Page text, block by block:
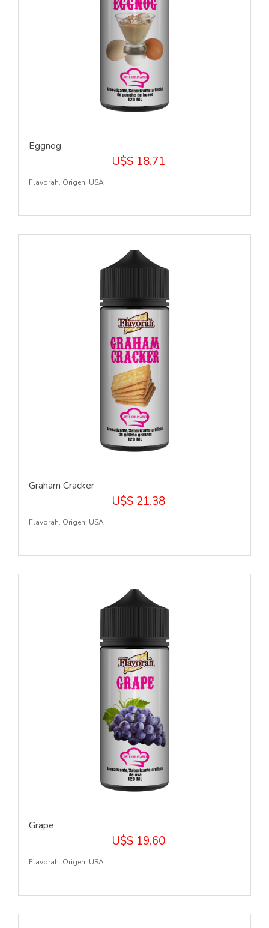
Eggnog
U$S 18.71
Flavorah. Origen: USA
Graham Cracker
U$S 21.38
Flavorah. Origen: USA
Grape
U$S 19.60
Flavorah. Origen: USA